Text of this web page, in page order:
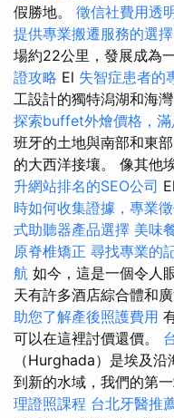
假勝地。 徵信社費用透
提供專業搬遷服務的選擇
場約22公里，發展成為
證攻略 El 失智症患者的
工設計的獨特潟湖和海
探索buffet外燴價格，
班牙的土地與南部和東
的大西洋接壤。 像其他
升網站排名的SEO公司
時如何收集證據，專業
式助聽器產品選擇 美味
原脊椎矯正 尋找專業的
航 如今，這是一個令人
天有許多酒店綜合體和
助您了解產後照護費用
可以在這裡討價還價。
（Hurghada）是埃及
到新的水域，我們的第
理證照課程 台北牙醫推